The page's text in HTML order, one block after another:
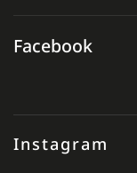
Instagram
Facebook